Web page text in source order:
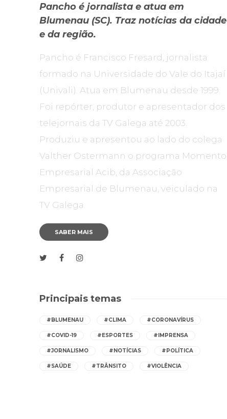
Pancho é jornalista e atua em
Blumenau (SC). Traz notícias da cidade
e da região.
Pancho é Francisco Fresard, jornalista
formado na Universidade do Vale do Itajaí
(Univali). Atua em Blumenau desde 1999.
Foi repórter, produtor e apresentador dos
telejornais da TV Galega até 2003.
Produziu e apresentou ao lado do colega
Valther Ostermann o programa Momento
Empresarial Acib, da Associação
Empresarial de Blumenau, veiculado na
TV Galega.
SABER MAIS
Principais temas
#BLUMENAU #CLIMA #CORONAVÍRUS
#COVID-19 #ESPORTES #IMPRENSA
#JORNALISMO #NOTÍCIAS #POLÍTICA
#SAÚDE #TRÂNSITO #VIOLÊNCIA